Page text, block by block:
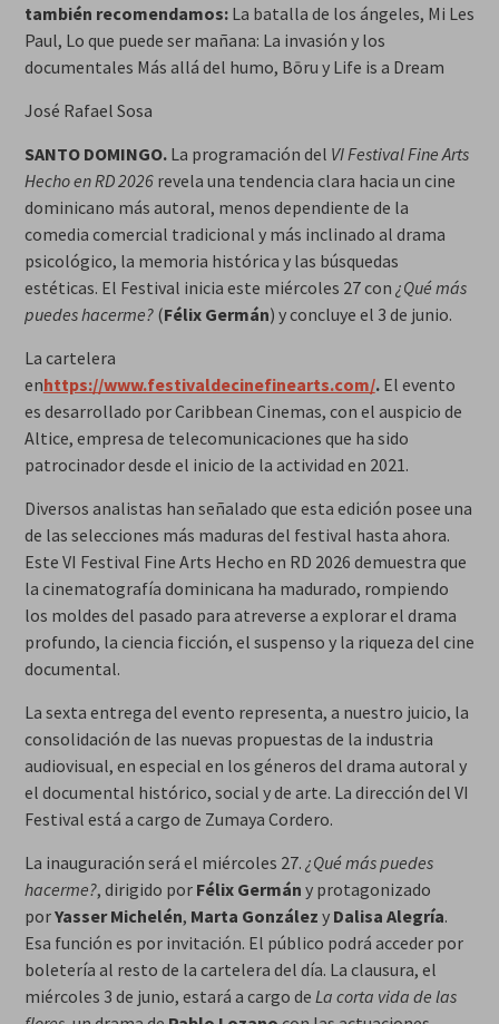
también recomendamos:La batalla de los ángeles, Mi Les
Paul, Lo que puede ser mañana: La invasión y los
documentales Más allá del humo, Bōru y Life is a Dream
José Rafael Sosa
SANTO DOMINGO.La programación del VI Festival Fine Arts
Hecho en RD 2026revela una tendencia clara hacia un cine
dominicano más autoral, menos dependiente de la
comedia comercial tradicional y más inclinado al drama
psicológico, la memoria histórica y las búsquedas
estéticas. El Festival inicia este miércoles 27 con ¿Qué más
puedes hacerme?(Félix Germán) y concluye el 3 de junio.
La cartelera
enhttps://www.festivaldecinefinearts.com/. El evento
es desarrollado por Caribbean Cinemas, con el auspicio de
Altice, empresa de telecomunicaciones que ha sido
patrocinador desde el inicio de la actividad en 2021.
Diversos analistas han señalado que esta edición posee una
de las selecciones más maduras del festival hasta ahora.
Este VI Festival Fine Arts Hecho en RD 2026 demuestra que
la cinematografía dominicana ha madurado, rompiendo
los moldes del pasado para atreverse a explorar el drama
profundo, la ciencia ficción, el suspenso y la riqueza del cine
documental.
La sexta entrega del evento representa, a nuestro juicio, la
consolidación de las nuevas propuestas de la industria
audiovisual, en especial en los géneros del drama autoral y
el documental histórico, social y de arte. La dirección del VI
Festival está a cargo de Zumaya Cordero.
La inauguración será el miércoles 27. ¿Qué más puedes
hacerme?, dirigido por Félix Germán y protagonizado
porYasser Michelén, Marta González y Dalisa Alegría.
Esa función es por invitación. El público podrá acceder por
boletería al resto de la cartelera del día. La clausura, el
miércoles 3 de junio, estará a cargo de La corta vida de las